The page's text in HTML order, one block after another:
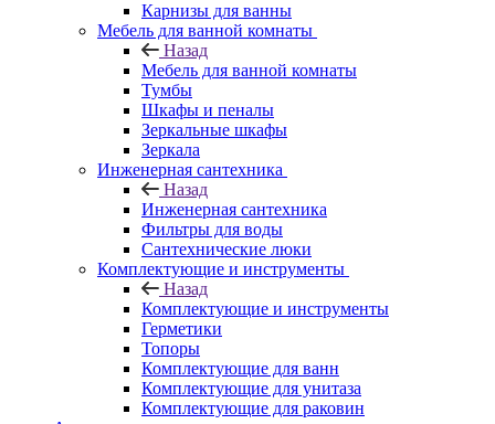
Карнизы для ванны
Мебель для ванной комнаты
Назад
Мебель для ванной комнаты
Тумбы
Шкафы и пеналы
Зеркальные шкафы
Зеркала
Инженерная сантехника
Назад
Инженерная сантехника
Фильтры для воды
Сантехнические люки
Комплектующие и инструменты
Назад
Комплектующие и инструменты
Герметики
Топоры
Комплектующие для ванн
Комплектующие для унитаза
Комплектующие для раковин